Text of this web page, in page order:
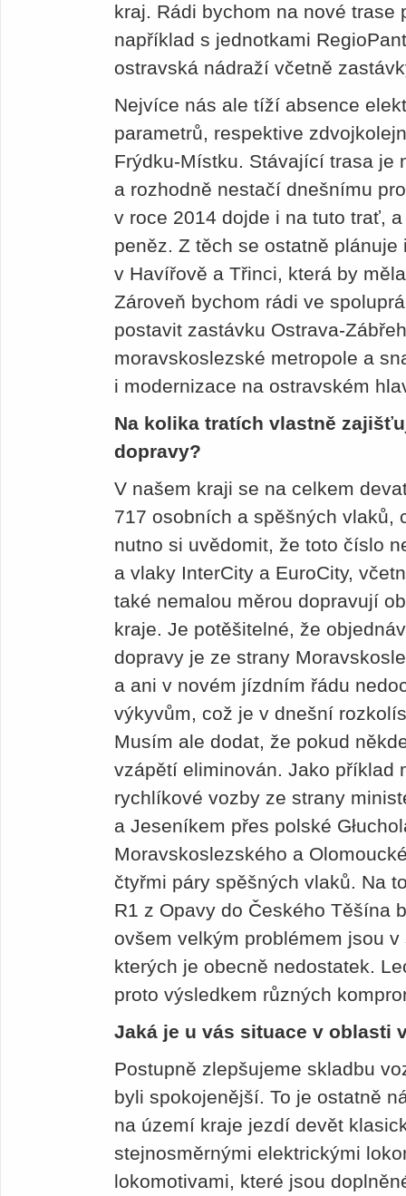
kraj. Rádi bychom na nové trase
například s jednotkami
ostravská nádraží včetně
Nejvíce nás ale tíží absence
parametrů, respektive
Frýdku-Místku. Stávající trasa je
a rozhodně nestačí dnešnímu
v roce 2014 dojde i na tuto trať,
peněz. Z těch se ostatně
v Havířově a Třinci, která by
Zároveň bychom rádi ve
postavit zastávku Ostrava-
moravskoslezské metropole a
i modernizace na ostravském
Na kolika tratích vlastně
dopravy?
V našem kraji se na celkem
717 osobních a spěšných vlaků,
nutno si uvědomit, že toto číslo
a vlaky InterCity a EuroCity,
také nemalou měrou dopravují
kraje. Je potěšitelné, že
dopravy je ze strany
a ani v novém jízdním řádu
výkyvům, což je v dnešní
Musím ale dodat, že pokud
vzápětí eliminován. Jako příklad
rychlíkové vozby ze strany
a Jeseníkem přes polské
Moravskoslezského a
čtyřmi páry spěšných vlaků. Na
R1 z Opavy do Českého Těšína
ovšem velkým problémem jsou
kterých je obecně nedostatek.
proto výsledkem různých
Jaká je u vás situace v oblasti
Postupně zlepšujeme skladbu
byli spokojenější. To je ostatně
na území kraje jezdí devět
stejnosměrnými elektrickými
lokomotivami, které jsou